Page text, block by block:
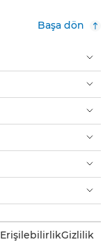
Başa dön
ErişilebilirlikGizlilik